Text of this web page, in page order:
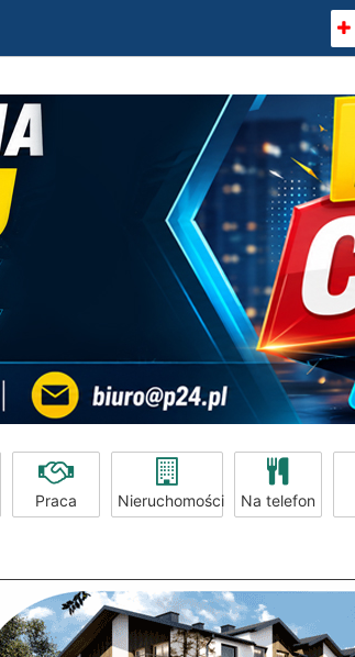
Praca Nieruchomości Na telefon